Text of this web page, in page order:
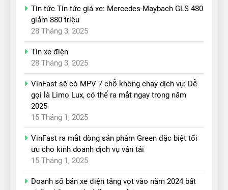
Tin tức Tin tức giá xe: Mercedes-Maybach GLS 480
giảm 880 triệu
28 Tháng 3, 2025
Tin xe điện
28 Tháng 3, 2025
VinFast sẽ có MPV 7 chỗ không chạy dịch vụ: Dễ
gọi là Limo Lux, có thể ra mắt ngay trong năm
2025
15 Tháng 1, 2025
VinFast ra mắt dòng sản phẩm Green đặc biệt tối
ưu cho kinh doanh dịch vụ vận tải
15 Tháng 1, 2025
Doanh số bán xe điện tăng vọt vào năm 2024 bất
Đánh giá nhanh Vinfast VF5
vừa ra mắt tại Việt Nam – có
18
Những trải nghiệm đỉnh cao
ĐÁNH GIÁ XE